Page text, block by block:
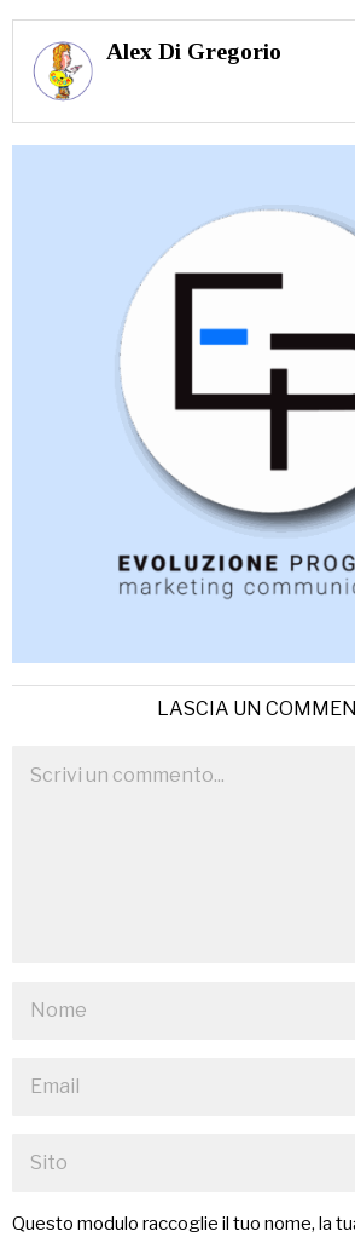
Alex Di Gregorio
LASCIA UN
Questo modulo raccoglie il tuo nome, la